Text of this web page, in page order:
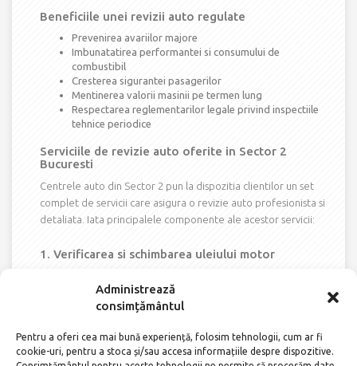
Administrează
consimțământul
Pentru a oferi cea mai bună experiență, folosim tehnologii, cum ar fi
cookie-uri, pentru a stoca și/sau accesa informațiile despre dispozitive.
Beneficiile unei revizii auto regulate
Prevenirea avariilor majore
Imbunatatirea performantei si consumului de
combustibil
Cresterea sigurantei pasagerilor
Mentinerea valorii masinii pe termen lung
Respectarea reglementarilor legale privind inspectiile
tehnice periodice
Serviciile de revizie auto oferite in Sector 2
Bucuresti
Centrele auto din Sector 2 pun la dispozitia clientilor un set
complet de servicii care asigura o revizie auto profesionista si
detaliata. Iata principalele componente ale acestor servicii:
1. Verificarea si schimbarea uleiului motor
supraincalzirii. In cadrul reviziei, se verifica nivelul si calitatea
uleiului, iar daca este cazul, se realizeaza schimbul acestuia cu
2. Inlocuirea filtrelor